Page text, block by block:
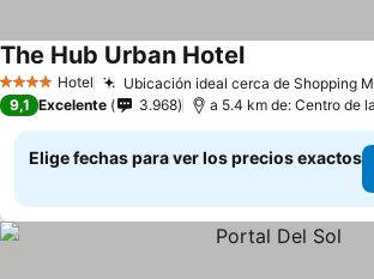
4 EstrellasHotel Ubicación ideal cerca de Shopping
The Hub Urban Hotel
9,1 Excelente 3.968 a 5.4 km de: Centro de
Elige fechas para ver los precios exactos